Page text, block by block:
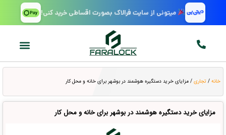
میتونی از سایت فرالاک بصورت اقساطی خرید کنی!
خانه / تجاری / مزایای خرید دستگیره هوشمند در بوشهر برای خانه و محل کار
مزایای خرید دستگیره هوشمند در بوشهر برای خانه و محل کار